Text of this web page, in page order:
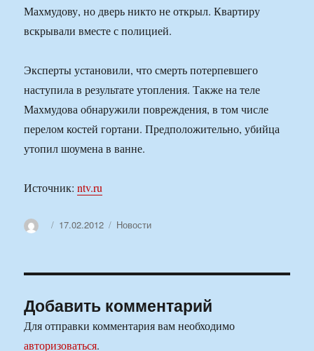
Махмудову, но дверь никто не открыл. Квартиру
вскрывали вместе с полицией.
Эксперты установили, что смерть потерпевшего
наступила в результате утопления. Также на теле
Махмудова обнаружили повреждения, в том числе
перелом костей гортани. Предположительно, убийца
утопил шоумена в ванне.
Источник:ntv.ru
АвторОпубликовано
17.02.2012 Рубрики
Новости
Добавить комментарий
Для отправки комментария вам необходимо
авторизоваться.